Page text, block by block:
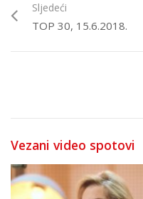
Sljedeći
TOP 30, 15.6.2018.
Vezani video spotovi